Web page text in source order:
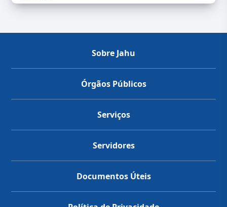
Sobre Jahu
Órgãos Públicos
Serviços
Servidores
Documentos Úteis